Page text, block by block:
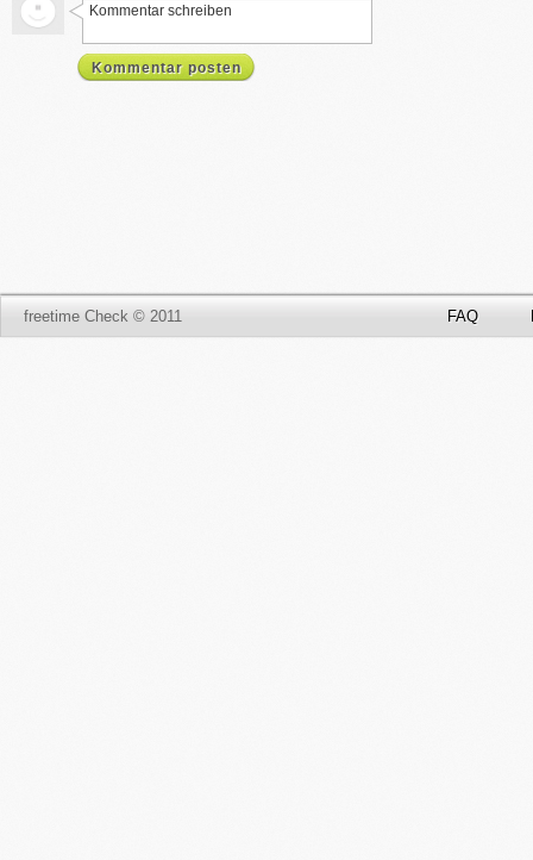
Kommentar schreiben
Kommentar posten
freetime Check © 2011 FAQ